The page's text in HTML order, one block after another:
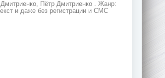
Пётр Дмитриенко . Жанр:
и даже без регистрации и СМС